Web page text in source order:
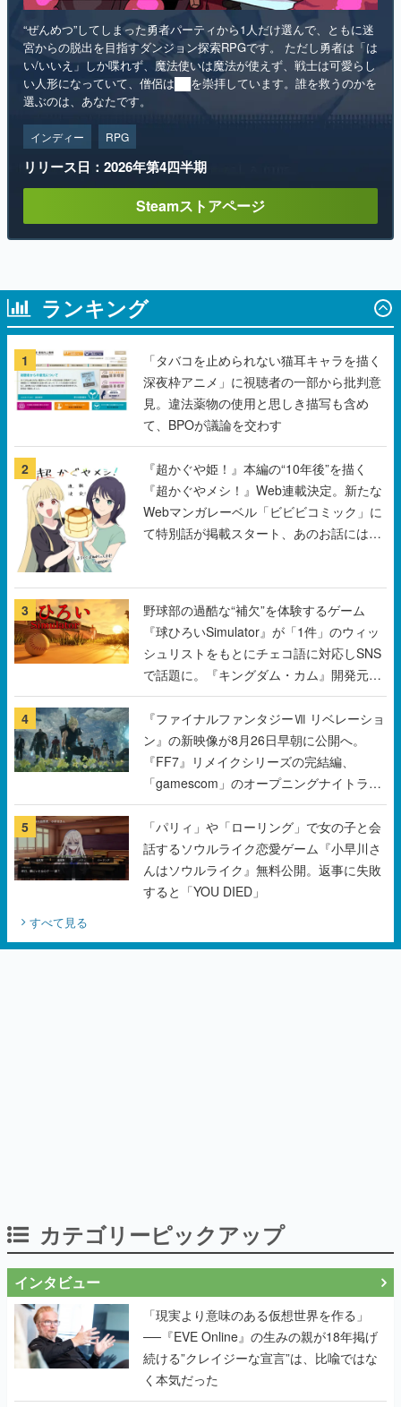
“ぜんめつ”してしまった勇者パーティから1人だけ選んで、ともに迷
宮からの脱出を目指すダンジョン探索RPGです。 ただし勇者は「は
い/いいえ」しか喋れず、魔法使いは魔法が使えず、戦士は可愛らし
い人形になっていて、僧侶は██を崇拝しています。誰を救うのかを
選ぶのは、あなたです。
インディー RPG
リリース日：2026年第4四半期
Steamストアページ
ランキング
1
「タバコを止められない猫耳キャラを描く
深夜枠アニメ」に視聴者の一部から批判意
見。違法薬物の使用と思しき描写も含め
て、BPOが議論を交わす
2
『超かぐや姫！』本編の“10年後”を描く
『超かぐやメシ！』Web連載決定。新たな
Webマンガレーベル「ビビビコミック」に
て特別話が掲載スタート、あのお話には…
3
野球部の過酷な“補欠”を体験するゲーム
『球ひろいSimulator』が「1件」のウィッ
シュリストをもとにチェコ語に対応しSNS
で話題に。『キングダム・カム』開発元や
チェコのプロ野球選手から称賛の声
4
『ファイナルファンタジーⅦ リベレーショ
ン』の新映像が8月26日早朝に公開へ。
『FF7』リメイクシリーズの完結編、
「gamescom」のオープニングナイトライ
ブにてディレクターの浜口直樹氏が登壇す
る予定
5
「パリィ」や「ローリング」で女の子と会
話するソウルライク恋愛ゲーム『小早川さ
んはソウルライク』無料公開。返事に失敗
すると「YOU DIED」
すべて見る
カテゴリーピックアップ
インタビュー
「現実より意味のある仮想世界を作る」
──『EVE Online』の生みの親が18年掲げ
続ける”クレイジーな宣言”は、比喩ではな
く本気だった